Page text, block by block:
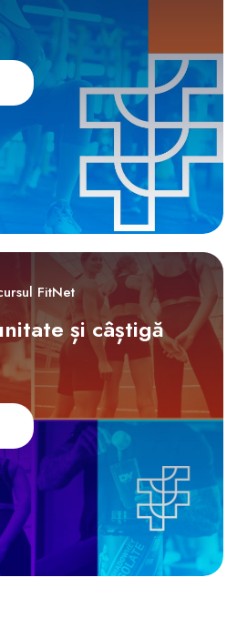
FitNet
și câștigă